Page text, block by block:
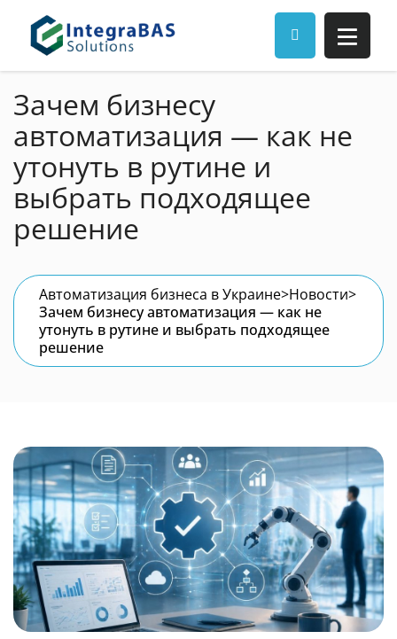
Зачем бизнесу
автоматизация — как не
утонуть в рутине и
выбрать подходящее
решение
Автоматизация бизнеса в Украине>Новости>
Зачем бизнесу автоматизация — как не
утонуть в рутине и выбрать подходящее
решение